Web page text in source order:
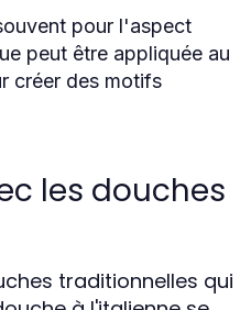
pour l'aspect
peut être appliquée au
créer des motifs
les douches
traditionnelles qui